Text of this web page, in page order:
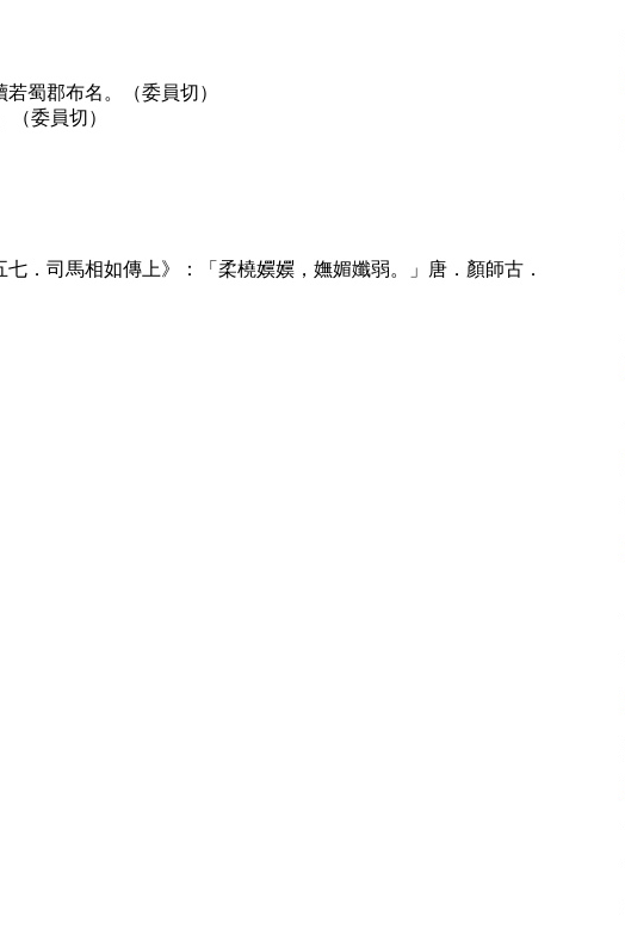
若蜀郡布名。（委員切）
（委員切）
．司馬相如傳上》：「柔橈嬽嬽，嫵媚孅弱。」唐．顏師古．